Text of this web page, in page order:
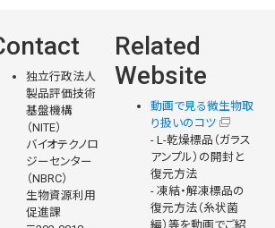
独立行政法人
製品評価技術
基盤機構
（NITE）
バイオテクノロ
ジーセンター
（NBRC）
生物資源利用
促進課
Related
Website
動画で見る微生物取
り扱いのコツ
- L-乾燥標品（ガラス
アンプル）の開封と
復元方法
- 凍結・解凍標品の
復元方法（糸状菌
編）等を動画でご紹